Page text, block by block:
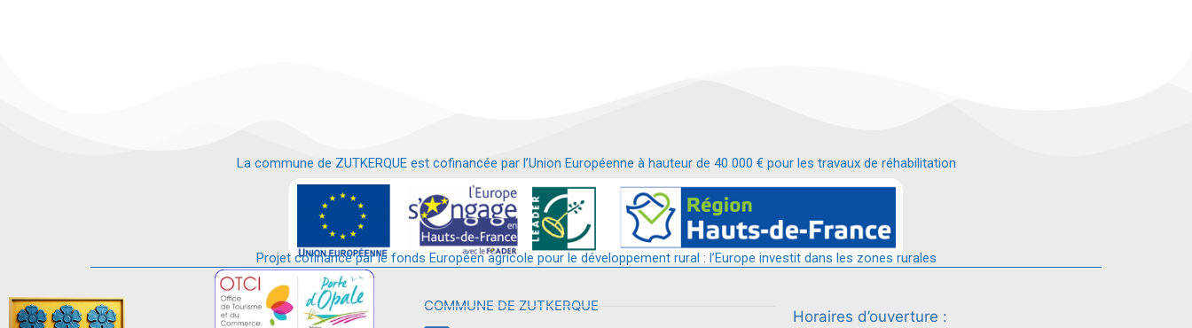
La commune de ZUTKERQUE est cofinancée par l’Union Européenne à hauteur de 40 000 € pour les travaux de réhabilitation
et requalification d’un bâtiment en services et commerces de proximité.
Projet cofinancé par le fonds Européen agricole pour le développement rural : l’Europe investit dans les zones rurales
COMMUNE DE ZUTKERQUE
Horaires d’ouverture :